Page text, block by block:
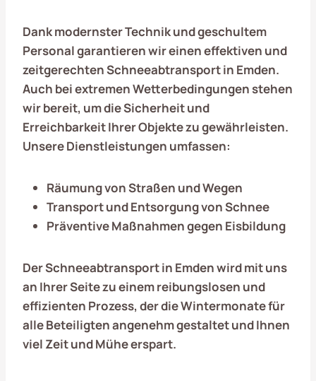
Dank modernster Technik und geschultem
Personal garantieren wir einen effektiven und
zeitgerechten Schneeabtransport in Emden.
Auch bei extremen Wetterbedingungen stehen
wir bereit, um die Sicherheit und
Erreichbarkeit Ihrer Objekte zu gewährleisten.
Unsere Dienstleistungen umfassen:
Räumung von Straßen und Wegen
Transport und Entsorgung von Schnee
Präventive Maßnahmen gegen Eisbildung
Der Schneeabtransport in Emden wird mit uns
an Ihrer Seite zu einem reibungslosen und
effizienten Prozess, der die Wintermonate für
alle Beteiligten angenehm gestaltet und Ihnen
viel Zeit und Mühe erspart.